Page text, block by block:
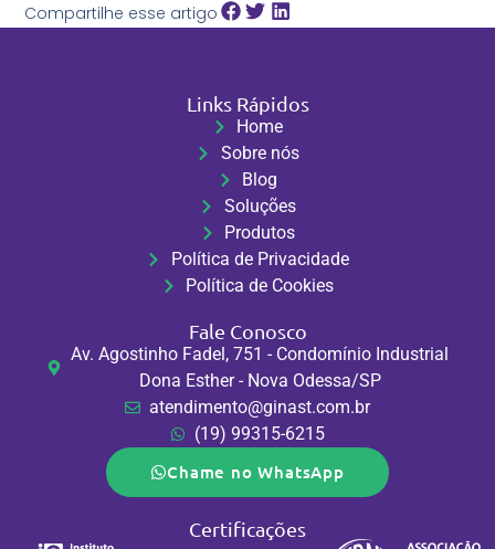
Compartilhe esse artigo
Links Rápidos
Home
Sobre nós
Blog
Soluções
Produtos
Política de Privacidade
Política de Cookies
Fale Conosco
Av. Agostinho Fadel, 751 - Condomínio Industrial
Dona Esther - Nova Odessa/SP
atendimento@ginast.com.br
(19) 99315-6215
Chame no WhatsApp
Certificações